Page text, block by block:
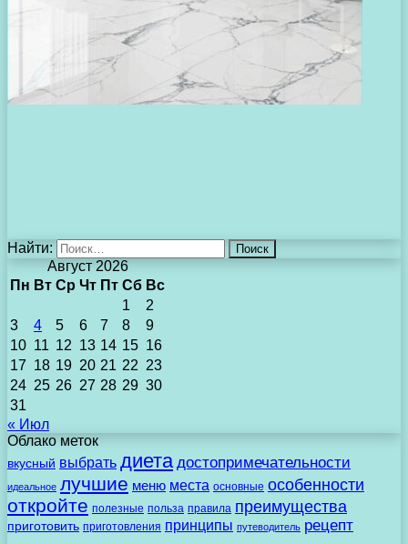
Найти:
Август 2026
Пн Вт Ср Чт Пт Сб Вс
1
2
3
4 5 6 7 8
9
10 11 12 13 14 15 16
17 18 19 20 21 22 23
24 25 26 27 28 29 30
31
« Июл
Облако меток
вкусный выбрать диета достопримечательности
идеальное лучшие меню места основные особенности
откройте полезные польза правила преимущества
приготовить приготовления принципы путеводитель рецепт